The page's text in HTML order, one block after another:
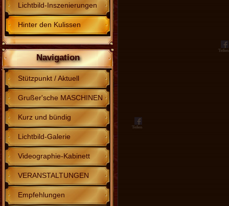
Lichtbild-Inszenierungen
Hinter den Kulissen
Navigation
Stützpunkt / Aktuell
Grußer'sche MASCHINEN
Kurz und bündig
Lichtbild-Galerie
Videographie-Kabinett
VERANSTALTUNGEN
Empfehlungen